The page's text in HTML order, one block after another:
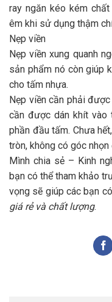
ray ngăn kéo kém
êm khi sử dụng thậm
Nẹp viền
Nẹp viền xung quanh
sản phẩm nó còn giúp
cho tấm nhựa.
Nẹp viền cần phải
cần được dán khít vào
phần đầu tấm. Chưa
tròn, không có góc
Mình chia sẻ – Kinh
bạn có thể tham khảo
vọng sẽ giúp các bạn
giá rẻ và chất lượng.